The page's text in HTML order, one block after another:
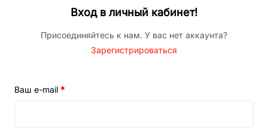
Вход в личный кабинет!
Присоединяйтесь к нам. У вас нет аккаунта?
Зарегистрироваться
Ваш e-mail *